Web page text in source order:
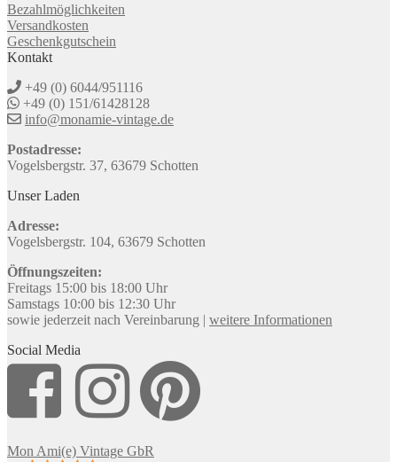
Bezahlmöglichkeiten
Versandkosten
Geschenkgutschein
Kontakt
+49 (0) 6044/951116
+49 (0) 151/61428128
info@monamie-vintage.de
Postadresse:
Vogelsbergstr. 37, 63679 Schotten
Unser Laden
Adresse:
Vogelsbergstr. 104, 63679 Schotten
Öffnungszeiten:
Freitags 15:00 bis 18:00 Uhr
Samstags 10:00 bis 12:30 Uhr
sowie jederzeit nach Vereinbarung | weitere Informationen
Social Media
Mon Ami(e) Vintage GbR